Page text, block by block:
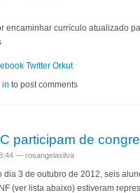
encaminhar currículo atualizado
Twitter Orkut
Ofertas de Estágio
in to post comments
participam de
— rosangelasilva
de outubro de 2012, seis
(ver lista abaixo) estiveram